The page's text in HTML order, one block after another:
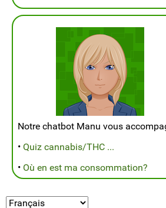
Notre chatbot Manu vous
• Quiz cannabis/THC ...
• Où en est ma consommation?